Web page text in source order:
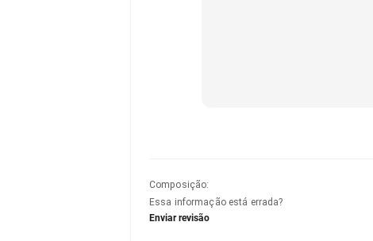
Composição:
Essa informação está errada?
Enviar revisão